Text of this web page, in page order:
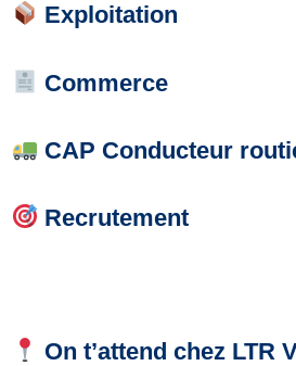
Exploitation
Commerce
CAP Conducteur
Recrutement
On t’attend chez LTR